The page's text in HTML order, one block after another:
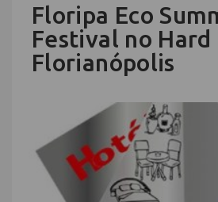
Floripa Eco
Festival no Hard
Florianópolis